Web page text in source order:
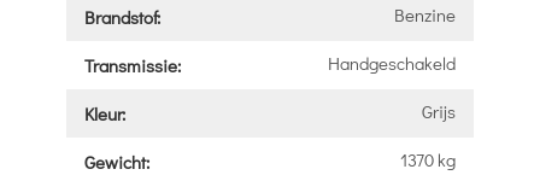
Brandstof: Benzine
Transmissie: Handgeschakeld
Kleur: Grijs
Gewicht: 1370 kg